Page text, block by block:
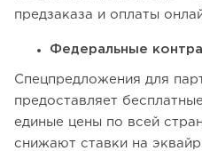
предзаказа и оплаты
Федеральные
Спецпредложения для
предоставляет
единые цены по всей
снижают ставки на